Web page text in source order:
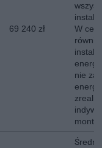
69 240 zł
W
nie
Średni